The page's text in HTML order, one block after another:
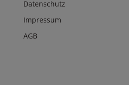
Datenschutz
Impressum
AGB